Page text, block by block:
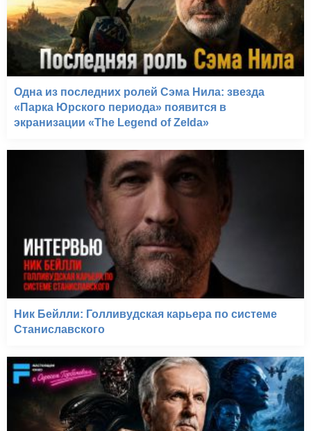
Несущая смерть (2005)
Одна из последних ролей Сэма Нила: звезда
«Парка Юрского периода» появится в
экранизации «The Legend of Zelda»
Ник Бейлли: Голливудская карьера по системе
Станиславского